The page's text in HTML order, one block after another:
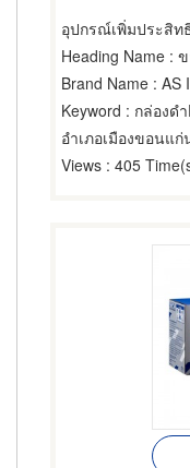
Heading Name : ขา
Brand Name : AS
Keyword : กล่องด
อำเภอเมืองขอนแก่
Views : 405